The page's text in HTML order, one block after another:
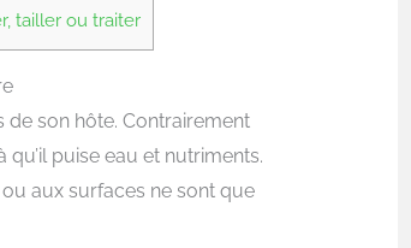
tailler ou traiter
de son hôte. Contrairement
qu’il puise eau et nutriments.
aux surfaces ne sont que